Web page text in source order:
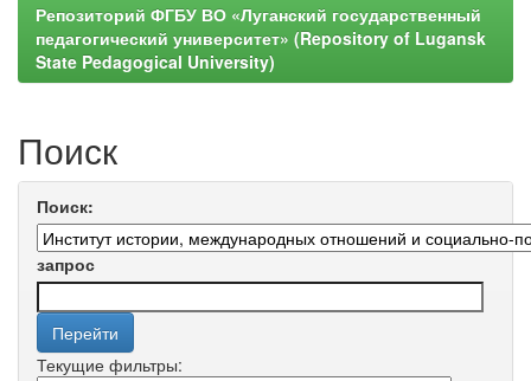
Репозиторий ФГБУ ВО «Луганский государственный
педагогический университет» (Repository of Lugansk
State Pedagogical University)
Поиск
Поиск:
запрос
Текущие фильтры: